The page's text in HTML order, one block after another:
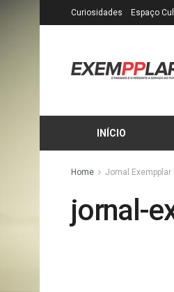
Curiosidades Espaço
INÍCIO
Home Jornal
jornal-